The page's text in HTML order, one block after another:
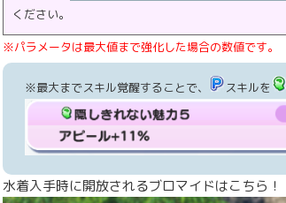
ください。
※パラメータは最大値まで強化した場合の数値です。
※最大までスキル覚醒することで、 スキルを
水着入手時に開放されるブロマイドはこちら！